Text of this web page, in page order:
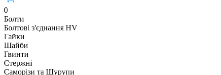
0
Болти
Болтові з'єднання HV
Гайки
Шайби
Гвинти
Стержні
Саморізи та Шурупи